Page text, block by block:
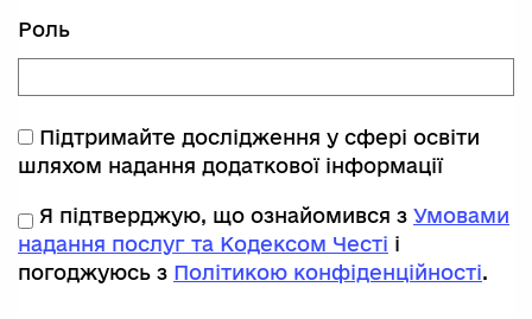
Роль
Підтримайте дослідження у сфері освіти
шляхом надання додаткової інформації
Я підтверджую, що ознайомився з Умовами
надання послуг та Кодексом Честі і
погоджуюсь з Політикою конфіденційності.